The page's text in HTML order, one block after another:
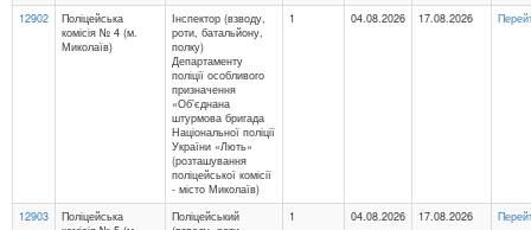
12902
Поліцейська
комісія № 4 (м.
Миколаїв)
Інспектор (взводу,
роти, батальйону,
полку)
Департаменту
поліції особливого
призначення
«Об’єднана
штурмова бригада
Національної поліції
України «Лють»
(розташування
поліцейської комісії
- місто Миколаїв)
1 04.08.2026 17.08.2026
12903
Поліцейська
Поліцейський
1 04.08.2026 17.08.2026